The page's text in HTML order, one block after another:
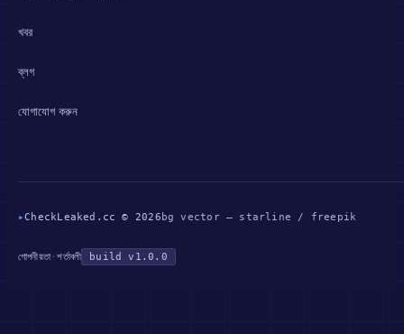
খবর
ব্লগ
যোগাযোগ করুন
▸CheckLeaked.cc © 2026 bg vector — starline / freepik
গোপনীয়তা ·শর্তাবলী build v1.0.0